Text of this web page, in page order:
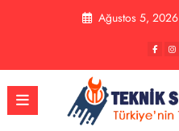
Ağustos 5, 2026